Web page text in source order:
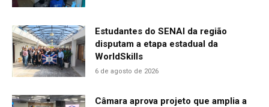
Estudantes do SENAI da região
disputam a etapa estadual da
WorldSkills
6 de agosto de 2026
Câmara aprova projeto que amplia a